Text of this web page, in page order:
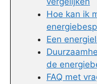
Hoe kan ik
Een
de
FAQ met